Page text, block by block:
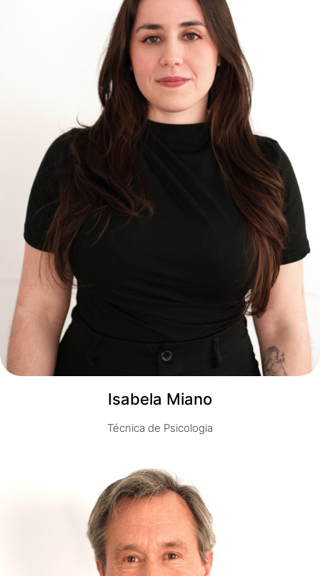
Isabela Miano
Técnica de Psicologia